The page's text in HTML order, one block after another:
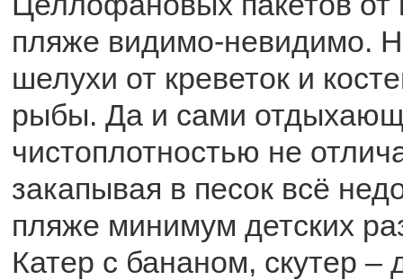
пляже видимо-невидимо.
шелухи от креветок и
рыбы. Да и сами
чистоплотностью не
закапывая в песок всё
пляже минимум детских
Катер с бананом, скутер –